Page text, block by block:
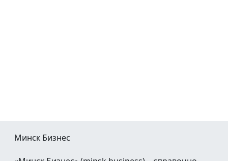
Минск Бизнес